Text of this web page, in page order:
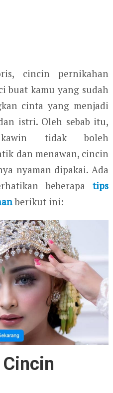
cincin pernikahan
buat kamu yang sudah
cinta yang menjadi
istri. Oleh sebab itu,
tidak boleh
dan menawan, cincin
nyaman dipakai. Ada
beberapatips
berikut ini: